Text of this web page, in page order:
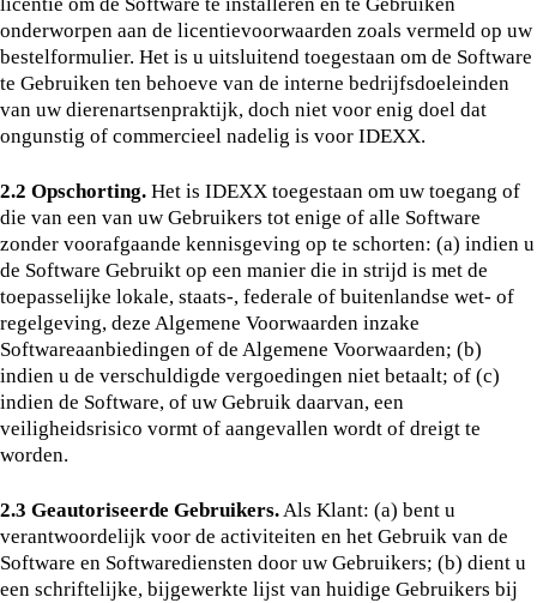
onderworpen aan de licentievoorwaarden zoals vermeld op uw
bestelformulier. Het is u uitsluitend toegestaan om de Software
te Gebruiken ten behoeve van de interne bedrijfsdoeleinden
van uw dierenartsenpraktijk, doch niet voor enig doel dat
ongunstig of commercieel nadelig is voor IDEXX.
2.2 Opschorting. Het is IDEXX toegestaan om uw toegang of
die van een van uw Gebruikers tot enige of alle Software
zonder voorafgaande kennisgeving op te schorten: (a) indien u
de Software Gebruikt op een manier die in strijd is met de
toepasselijke lokale, staats-, federale of buitenlandse wet- of
regelgeving, deze Algemene Voorwaarden inzake
Softwareaanbiedingen of de Algemene Voorwaarden; (b)
indien u de verschuldigde vergoedingen niet betaalt; of (c)
indien de Software, of uw Gebruik daarvan, een
veiligheidsrisico vormt of aangevallen wordt of dreigt te
worden.
2.3 Geautoriseerde Gebruikers.Als Klant: (a) bent u
verantwoordelijk voor de activiteiten en het Gebruik van de
Software en Softwarediensten door uw Gebruikers; (b) dient u
een schriftelijke, bijgewerkte lijst van huidige Gebruikers bij